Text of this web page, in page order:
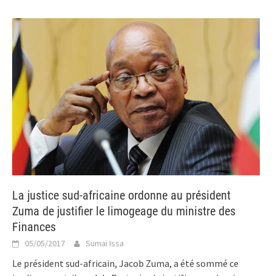
La justice sud-africaine ordonne au président
Zuma de justifier le limogeage du ministre des
Finances
05/05/2017 Sumai Issa
Le président sud-africain, Jacob Zuma, a été sommé ce